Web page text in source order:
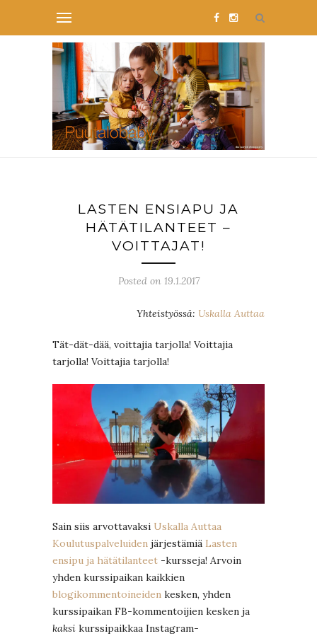
LASTEN ENSIAPU JA
HÄTÄTILANTEET –
VOITTAJAT!
Posted on 19.1.2017
Yhteistyössä: Uskalla Auttaa
Tät-dät-dää, voittajia tarjolla! Voittajia
tarjolla! Voittajia tarjolla!
Sain siis arvottavaksi Uskalla Auttaa
Koulutuspalveluiden järjestämiä Lasten
ensipu ja hätätilanteet -kursseja! Arvoin
yhden kurssipaikan kaikkien
blogikommentoineiden kesken, yhden
kurssipaikan FB-kommentoijien kesken ja
kaksi kurssipaikkaa Instagram-